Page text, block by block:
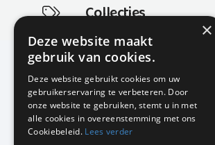
Collecties
Actuele en populaire collecties
KMP Kantoormeubilair
Airport Business Park
Frankfurtstraat 29-31
1175 RH Lijnden
×
Deze website maakt
gebruik van cookies.
Deze website gebruikt cookies om uw
gebruikerservaring te verbeteren. Door
onze website te gebruiken, stemt u in met
alle cookies in overeenstemming met ons
Cookiebeleid. Lees verder